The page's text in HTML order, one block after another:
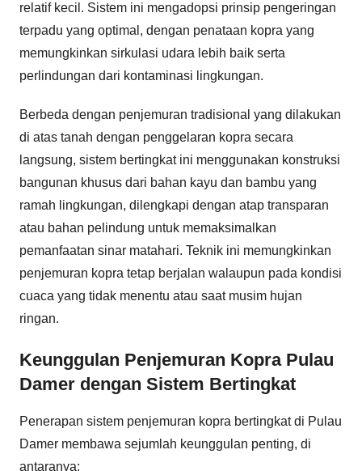
relatif kecil. Sistem ini mengadopsi prinsip pengeringan
terpadu yang optimal, dengan penataan kopra yang
memungkinkan sirkulasi udara lebih baik serta
perlindungan dari kontaminasi lingkungan.
Berbeda dengan penjemuran tradisional yang dilakukan
di atas tanah dengan penggelaran kopra secara
langsung, sistem bertingkat ini menggunakan konstruksi
bangunan khusus dari bahan kayu dan bambu yang
ramah lingkungan, dilengkapi dengan atap transparan
atau bahan pelindung untuk memaksimalkan
pemanfaatan sinar matahari. Teknik ini memungkinkan
penjemuran kopra tetap berjalan walaupun pada kondisi
cuaca yang tidak menentu atau saat musim hujan
ringan.
Keunggulan Penjemuran Kopra Pulau
Damer dengan Sistem Bertingkat
Penerapan sistem penjemuran kopra bertingkat di Pulau
Damer membawa sejumlah keunggulan penting, di
antaranya: